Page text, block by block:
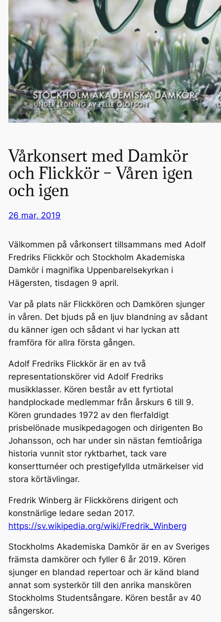
Vårkonsert med Damkör
och Flickkör – Våren igen
och igen
26 mar, 2019
Välkommen på vårkonsert tillsammans med Adolf
Fredriks Flickkör och Stockholm Akademiska
Damkör i magnifika Uppenbarelsekyrkan i
Hägersten, tisdagen 9 april.
Var på plats när Flickkören och Damkören sjunger
in våren. Det bjuds på en ljuv blandning av sådant
du känner igen och sådant vi har lyckan att
framföra för allra första gången.
Adolf Fredriks Flickkör är en av två
representationskörer vid Adolf Fredriks
musikklasser. Kören består av ett fyrtiotal
handplockade medlemmar från årskurs 6 till 9.
Kören grundades 1972 av den flerfaldigt
prisbelönade musikpedagogen och dirigenten Bo
Johansson, och har under sin nästan femtioåriga
historia vunnit stor ryktbarhet, tack vare
konsertturnéer och prestigefyllda utmärkelser vid
stora körtävlingar.
Fredrik Winberg är Flickkörens dirigent och
konstnärlige ledare sedan 2017.
https://sv.wikipedia.org/wiki/Fredrik_Winberg
Stockholms Akademiska Damkör är en av Sveriges
främsta damkörer och fyller 6 år 2019. Kören
sjunger en blandad repertoar och är känd bland
annat som systerkör till den anrika manskören
Stockholms Studentsångare. Kören består av 40
sångerskor.